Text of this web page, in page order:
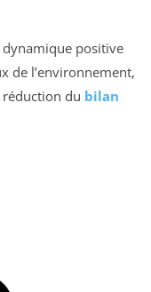
positive
de l’environnement,
du bilan